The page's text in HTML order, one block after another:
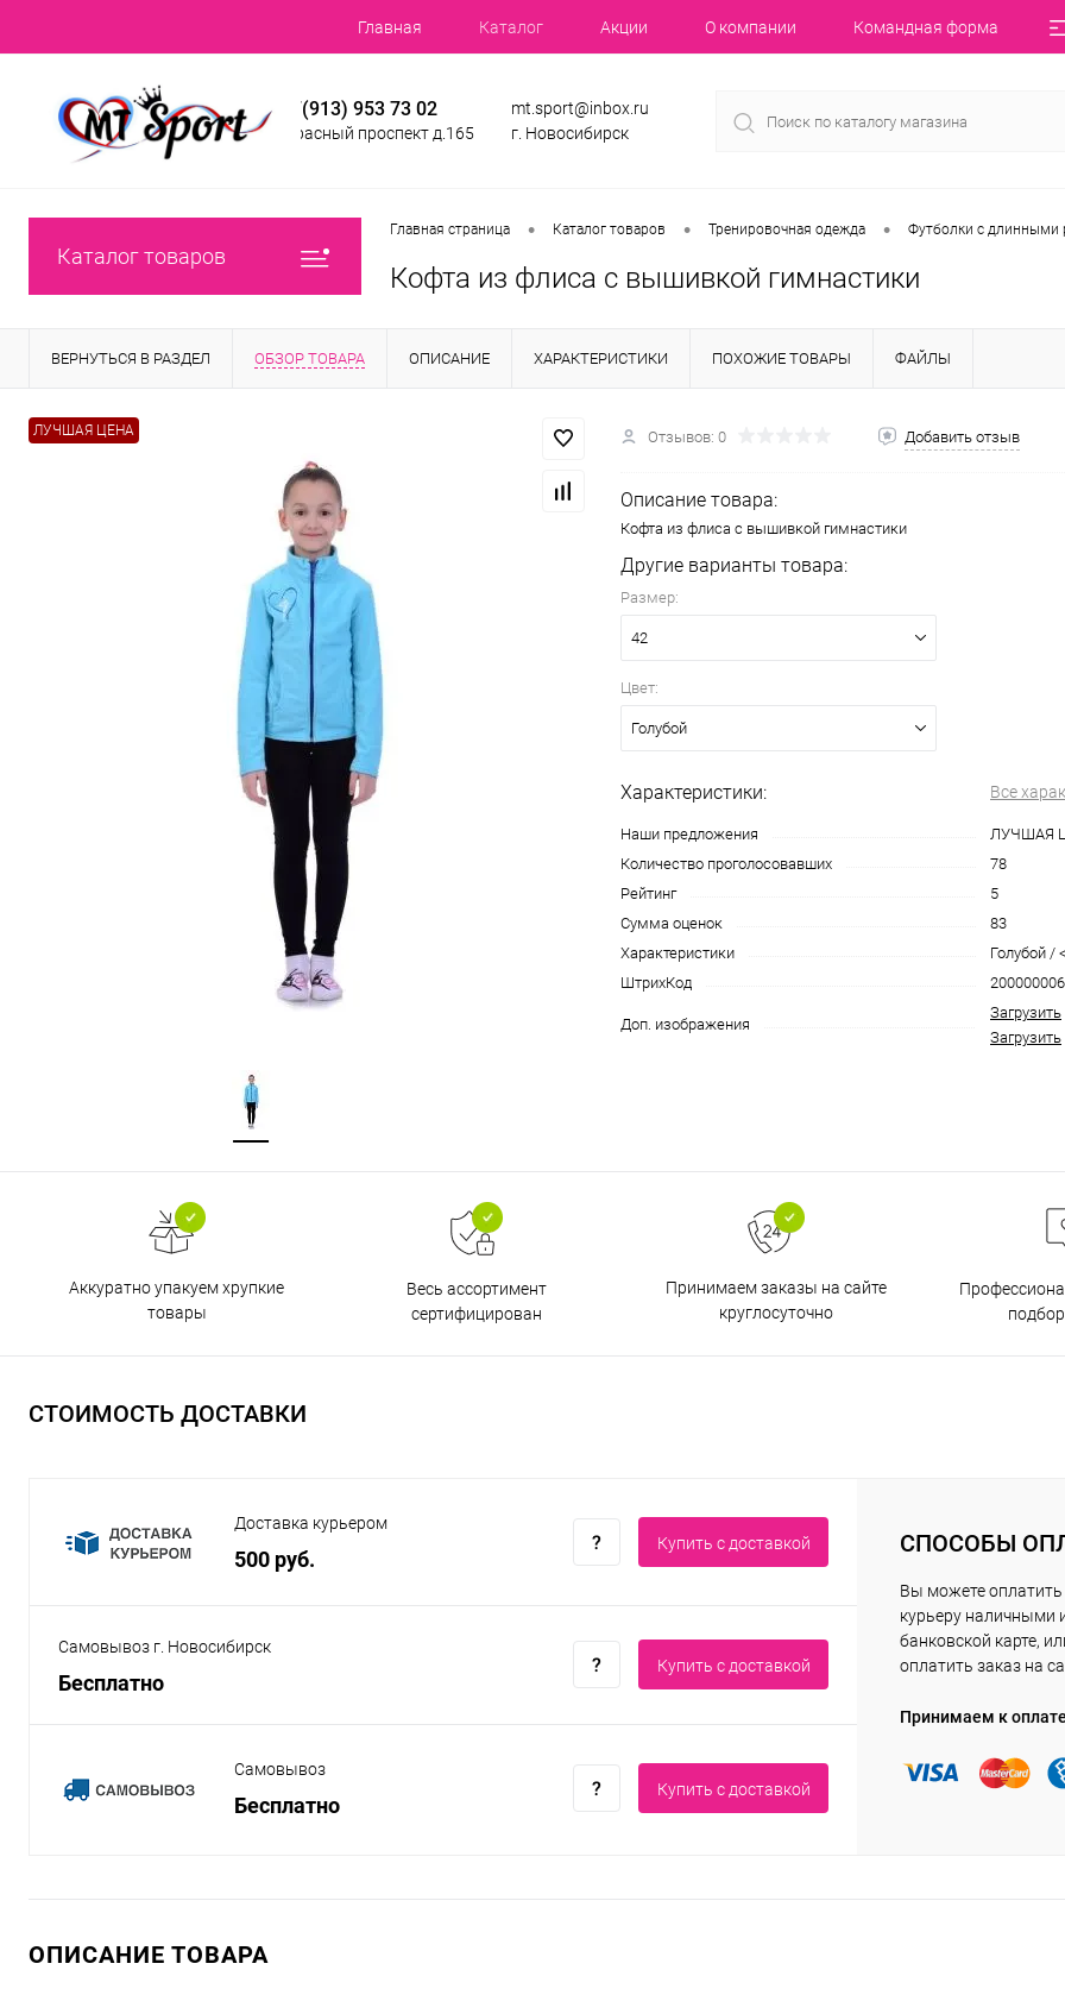
Главная Каталог Акции О компании Командная форма
+7(913) 953 73 02
Красный проспект д.165
mt.sport@inbox.ru
г. Новосибирск
Каталог товаров
Главная страница • Каталог товаров • Тренировочная одежда • Футболки с длинными
Кофта из флиса с вышивкой гимнастики
ВЕРНУТЬСЯ В РАЗДЕЛ ОБЗОР ТОВАРА ОПИСАНИЕ ХАРАКТЕРИСТИКИ ПОХОЖИЕ ТОВАРЫ ФАЙЛЫ
ЛУЧШАЯ ЦЕНА Отзывов: 0 Добавить отзыв
Описание товара:
Кофта из флиса с вышивкой гимнастики
Другие варианты товара:
Размер:
42
Цвет:
Голубой
Характеристики: Все
Наши предложения
ЛУЧШАЯ
Количество проголосовавших
78
Рейтинг
5
Сумма оценок
83
Характеристики
Голубой /
ШтрихКод
Доп. изображения
Загрузить
Загрузить
Аккуратно упакуем хрупкие
товары
Весь ассортимент
сертифицирован
Принимаем заказы на сайте
круглосуточно
СТОИМОСТЬ ДОСТАВКИ
Доставка курьером
500 руб.
Купить c доставкой
Самовывоз г. Новосибирск
Бесплатно
Купить c доставкой
Самовывоз
Бесплатно
Купить c доставкой
СПОСОБЫ
Вы можете оплатить
курьеру наличными
банковской карте,
оплатить заказ на
Принимаем к
ОПИСАНИЕ ТОВАРА